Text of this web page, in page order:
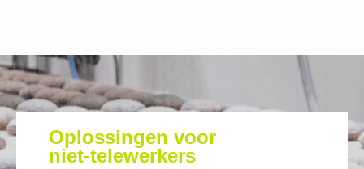
Oplossingen voor
niet-telewerkers